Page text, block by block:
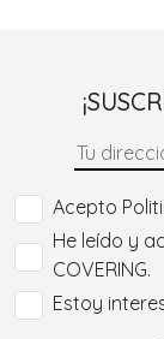
Acepto
He leído y
COVERING.
Estoy